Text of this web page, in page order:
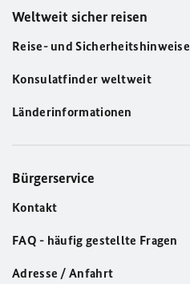
Weltweit sicher reisen
Reise- und Sicherheitshinweise
Konsulatfinder weltweit
Länderinformationen
Bürgerservice
Kontakt
FAQ - häufig gestellte Fragen
Adresse / Anfahrt